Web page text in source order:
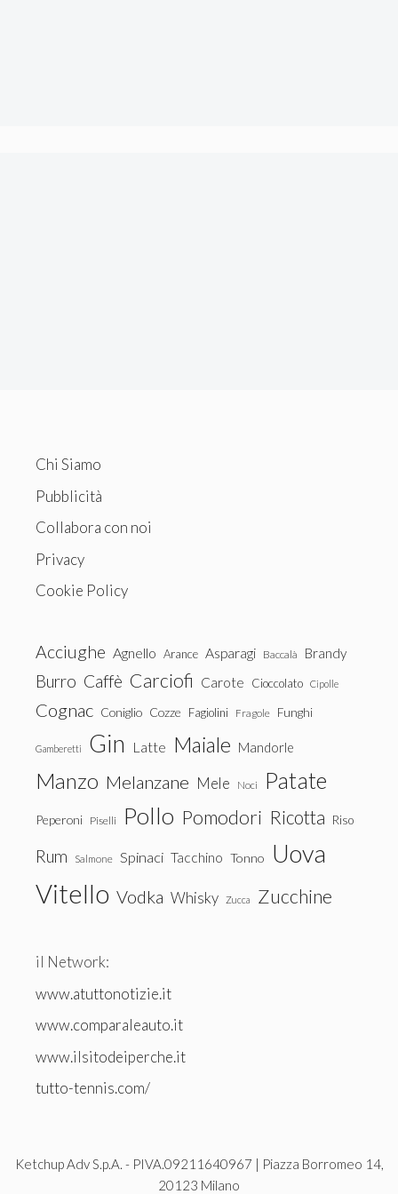
Chi Siamo
Pubblicità
Collabora con noi
Privacy
Cookie Policy
Acciughe Agnello Arance Asparagi Baccalà Brandy
Burro Caffè Carciofi Carote Cioccolato Cipolle
Cognac Coniglio Cozze Fagiolini Fragole Funghi
Gamberetti Gin Latte Maiale Mandorle
Manzo Melanzane Mele Noci Patate
Peperoni Piselli Pollo Pomodori Ricotta Riso
Rum Salmone Spinaci Tacchino Tonno Uova
Vitello Vodka Whisky Zucca Zucchine
il Network:
www.atuttonotizie.it
www.comparaleauto.it
www.ilsitodeiperche.it
tutto-tennis.com/
Ketchup Adv S.p.A. - PIVA.09211640967 | Piazza Borromeo 14,
20123 Milano